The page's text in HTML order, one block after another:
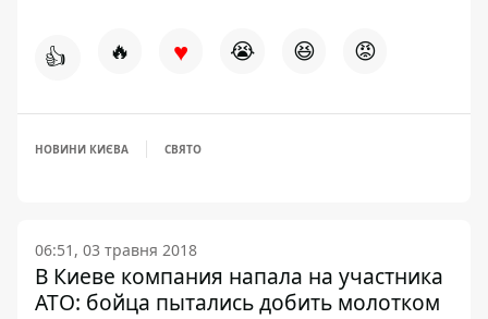
👍 🔥 ♥ 😭 😆 😡
НОВИНИ КИЄВА СВЯТО
06:51, 03 травня 2018
В Киеве компания напала на участника
АТО: бойца пытались добить молотком